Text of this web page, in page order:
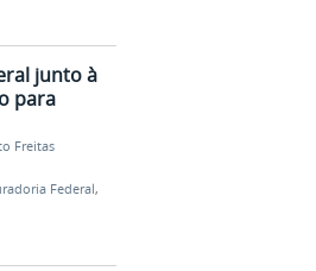
junto à
para
Freitas
Federal,